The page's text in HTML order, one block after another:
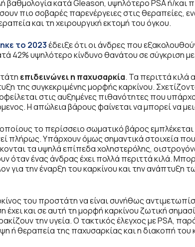
βαθμολογία κατά Gleason, υψηλότερο PSA ή/και
πιο σοβαρές παρενέργειες στις θεραπείες,
και τη χειρουργική εκτομή του όγκου.
το 2023έδειξε ότι οι άνδρες που
42% υψηλότερο κίνδυνο θανάτου σε σύγκριση
επιδεινώνει η παχυσαρκία. Τα περιττά κιλά
της συγκεκριμένης μορφής καρκίνου.
στις αυξημένες πιθανότητες που
Η απώλεια βάρους φαίνεται να μπορεί να
οποίους το περίσσειο σωματικό βάρος
πλήρως. Υπάρχουν όμως σημαντικά στοιχεία
τα υψηλά επίπεδα χοληστερόλης,
όταν ένας άνδρας έχει πολλά περιττά κιλά.
για την έναρξη του καρκίνου και την ανάπτυξη
του προστάτη να είναι συνήθως
και σε αυτή τη μορφή καρκίνου ζωτική
την υγεία. Ο τακτικός έλεγχος με PSA,
ή θεραπεία της παχυσαρκίας και η διακοπή του